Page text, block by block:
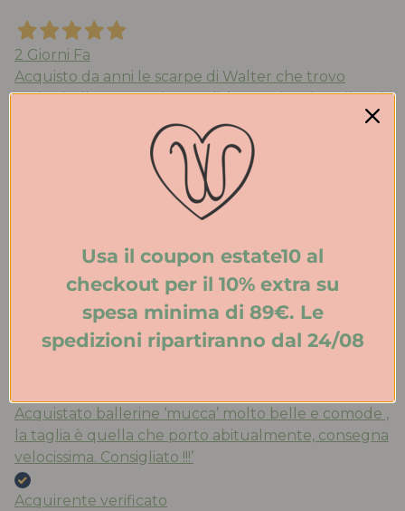
2 Giorni Fa
Acquisto da anni le scarpe di Walter che trovo
molto belle e comode. Qualità eccezionale. Stile ed
eleganza. Spedizione veloce. Consigliatissimo!
Acquirente verificato
Tutto perfetto. Ritiro in negozio velocissimo.
Consigliato.
Acquirente verificato
Acquistato ballerine ‘mucca’ molto belle e comode ,
la taglia è quella che porto abitualmente, consegna
velocissima. Consigliato !!!’
Acquirente verificato
Usa il coupon estate10 al
checkout per il 10% extra su
spesa minima di 89€. Le
spedizioni ripartiranno dal 24/08